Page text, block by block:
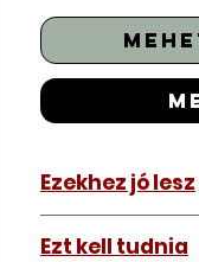
Ezekhez jó lesz
Ezt kell tudnia